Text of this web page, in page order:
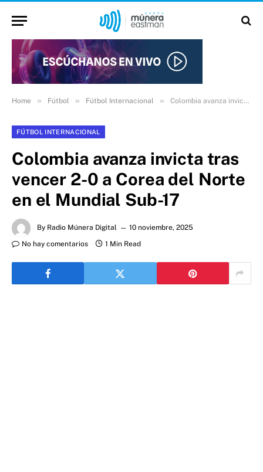
Home » Fútbol » Fútbol Internacional » Colombia avanza invicta tras vencer 2-0 a Corea del Norte en el Mundial Sub-17
FÚTBOL INTERNACIONAL
Colombia avanza invicta tras
vencer 2-0 a Corea del Norte
en el Mundial Sub-17
By Radio Múnera Digital
10 noviembre, 2025
No hay comentarios
1 Min Read